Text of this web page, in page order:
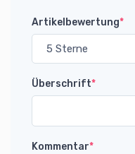
Artikelbewertung*
Überschrift*
Kommentar*